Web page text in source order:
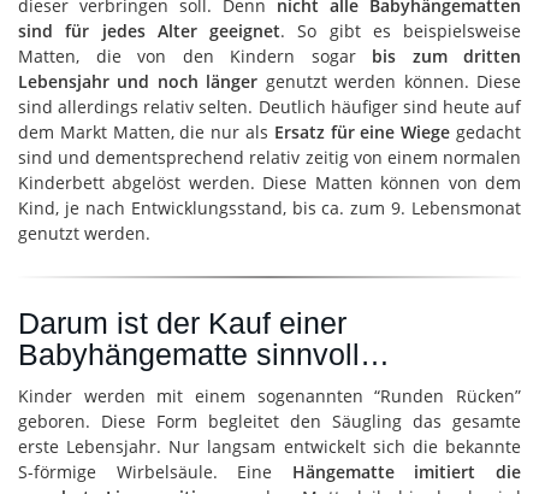
dieser verbringen soll. Denn nicht alle Babyhängematten
sind für jedes Alter geeignet. So gibt es beispielsweise
Matten, die von den Kindern sogar bis zum dritten
Lebensjahr und noch länger genutzt werden können. Diese
sind allerdings relativ selten. Deutlich häufiger sind heute auf
dem Markt Matten, die nur als Ersatz für eine Wiege gedacht
sind und dementsprechend relativ zeitig von einem normalen
Kinderbett abgelöst werden. Diese Matten können von dem
Kind, je nach Entwicklungsstand, bis ca. zum 9. Lebensmonat
genutzt werden.
Darum ist der Kauf einer
Babyhängematte sinnvoll…
Kinder werden mit einem sogenannten “Runden Rücken”
geboren. Diese Form begleitet den Säugling das gesamte
erste Lebensjahr. Nur langsam entwickelt sich die bekannte
S-förmige Wirbelsäule. Eine Hängematte imitiert die